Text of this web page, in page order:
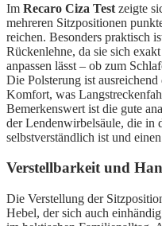
Im Recaro Ciza Test zeigte
mehreren Sitzpositionen
reichen. Besonders praktisch
Rückenlehne, da sie sich
anpassen lässt – ob zum
Die Polsterung ist
Komfort, was
Bemerkenswert ist die gute
der Lendenwirbelsäule, die in
selbstverständlich ist und
Verstellbarkeit und
Die Verstellung der
Hebel, der sich auch